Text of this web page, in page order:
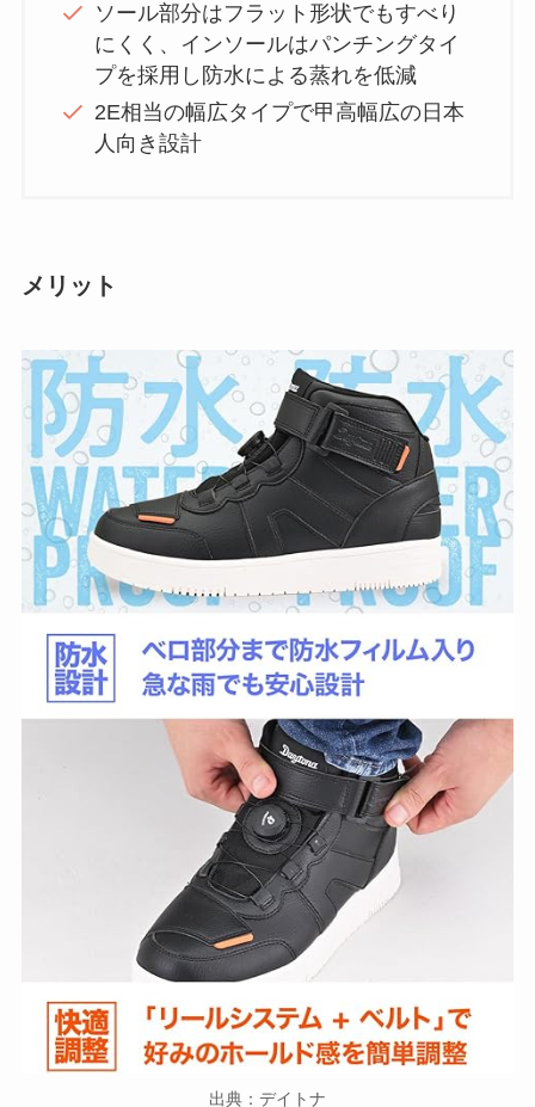
ソール部分はフラット形状でもすべり
にくく、インソールはパンチングタイ
プを採用し防水による蒸れを低減
2E相当の幅広タイプで甲高幅広の日本
人向き設計
メリット
出典：デイトナ